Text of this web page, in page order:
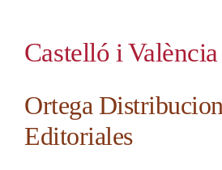
Castelló i València
Ortega
Editoriales